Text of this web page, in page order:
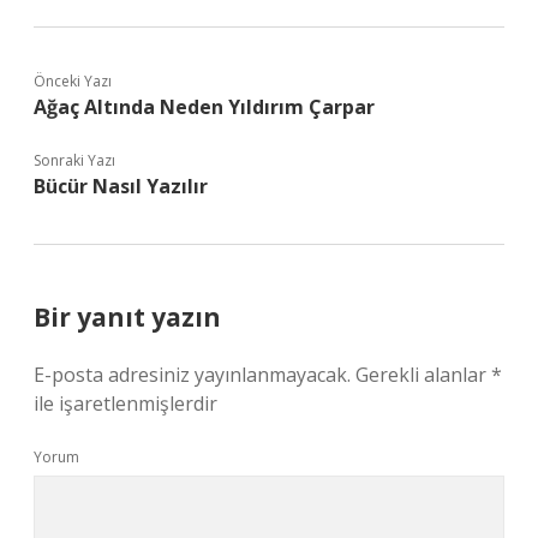
Önceki Yazı
Ağaç Altında Neden Yıldırım Çarpar
Sonraki Yazı
Bücür Nasıl Yazılır
Bir yanıt yazın
E-posta adresiniz yayınlanmayacak. Gerekli alanlar*
ile işaretlenmişlerdir
Yorum